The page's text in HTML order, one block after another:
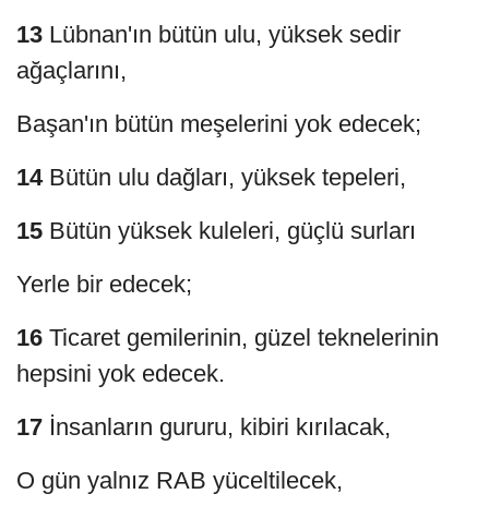
13 Lübnan'ın bütün ulu, yüksek sedir
ağaçlarını,
Başan'ın bütün meşelerini yok edecek;
14Bütün ulu dağları, yüksek tepeleri,
15 Bütün yüksek kuleleri, güçlü surları
Yerle bir edecek;
16 Ticaret gemilerinin, güzel teknelerinin
hepsini yok edecek.
17 İnsanların gururu, kibiri kırılacak,
O gün yalnız RAB yüceltilecek,